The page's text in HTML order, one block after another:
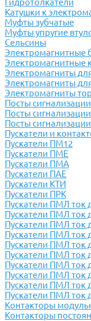
Гидротолкатели
Катушки к
Муфты зубчатые
Муфты упругие
Сельсины
Электромагнитные
Электромагнитные
Электромагниты
Электромагниты
Электромагниты
Посты сигнализации
Посты
Посты
Пускатели и
Пускатели ПМ12
Пускатели ПМЕ
Пускатели ПМА
Пускатели ПАЕ
Пускатели КТИ
Пускатели ПРК
Пускатели ПМЛ ток
Пускатели ПМЛ ток
Пускатели ПМЛ ток
Пускатели ПМЛ ток
Пускатели ПМЛ ток
Пускатели ПМЛ ток
Пускатели ПМЛ ток
Пускатели ПМЛ ток
Пускатели ПМЛ ток
Пускатели ПМЛ ток
Контакторы
Контакторы